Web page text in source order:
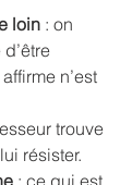
loin : on
n’est
trouve
résister.
: ce qui est